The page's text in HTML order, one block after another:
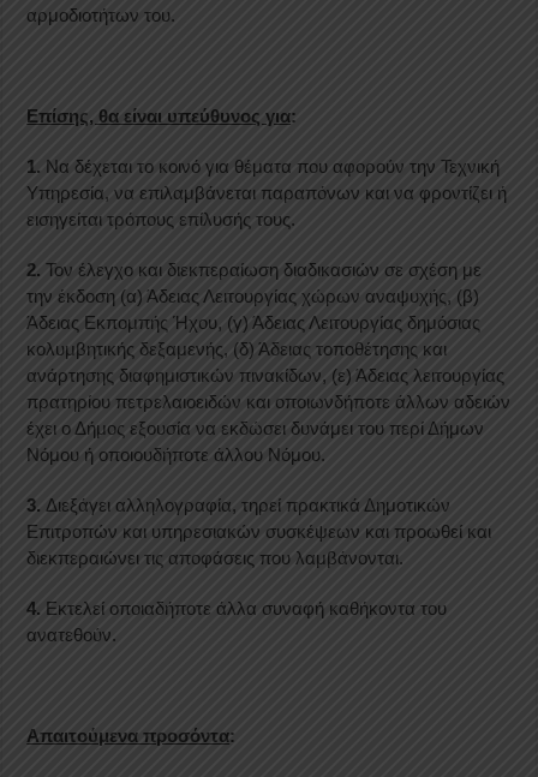
αρμοδιοτήτων του.
Επίσης, θα είναι υπεύθυνος για:
1. Να δέχεται το κοινό για θέματα που αφορούν την Τεχνική
Υπηρεσία, να επιλαμβάνεται παραπόνων και να φροντίζει ή
εισηγείται τρόπους επίλυσής τους.
2. Τον έλεγχο και διεκπεραίωση διαδικασιών σε σχέση με
την έκδοση (α) Άδειας Λειτουργίας χώρων αναψυχής, (β)
Άδειας Εκπομπής Ήχου, (γ) Άδειας Λειτουργίας δημόσιας
κολυμβητικής δεξαμενής, (δ) Άδειας τοποθέτησης και
ανάρτησης διαφημιστικών πινακίδων, (ε) Άδειας λειτουργίας
πρατηρίου πετρελαιοειδών και οποιωνδήποτε άλλων αδειών
έχει ο Δήμος εξουσία να εκδώσει δυνάμει του περί Δήμων
Νόμου ή οποιουδήποτε άλλου Νόμου.
3. Διεξάγει αλληλογραφία, τηρεί πρακτικά Δημοτικών
Επιτροπών και υπηρεσιακών συσκέψεων και προωθεί και
διεκπεραιώνει τις αποφάσεις που λαμβάνονται.
4. Εκτελεί οποιαδήποτε άλλα συναφή καθήκοντα του
ανατεθούν.
Απαιτούμενα προσόντα: